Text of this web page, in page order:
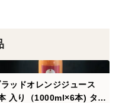
ラッドオレンジジュース
入り（1000ml×6本) タロ